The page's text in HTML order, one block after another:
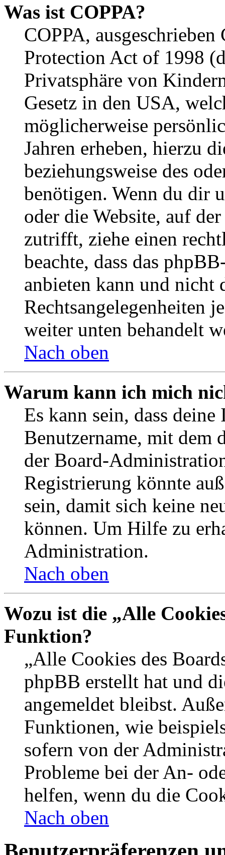
Was ist COPPA?
COPPA,
Protection Act of 1998
Privatsphäre von
Gesetz in den USA,
möglicherweise
Jahren erheben, hierzu
beziehungsweise des
benötigen. Wenn du dir
oder die Website, auf
zutrifft, ziehe einen
beachte, dass das
anbieten kann und nicht
Rechtsangelegenheiten
weiter unten behandelt
Nach oben
Warum kann ich mich
Es kann sein, dass
Benutzername, mit dem
der Board-
Registrierung könnte
sein, damit sich keine
können. Um Hilfe zu
Administration.
Nach oben
Wozu ist die „Alle
Funktion?
„Alle Cookies des
phpBB erstellt hat und
angemeldet bleibst.
Funktionen, wie
sofern von der
Probleme bei der An-
helfen, wenn du die
Nach oben